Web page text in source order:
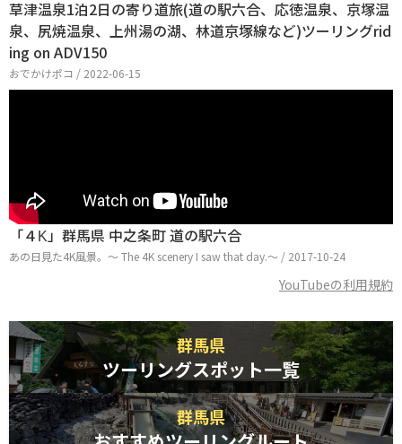
草津温泉1泊2日の寄り道旅(道の駅六合、応徳温泉、京塚温
泉、尻焼温泉、上州湯の湖、林道京塚線など)ツーリングrid
ing on ADV150
おでかけポコ / 2022-06-15
「４K」群馬県 中之条町 道の駅六合
あの日見た4K風景。～ The 4K scenery I saw that day.～ / 2017-10-24
YouTubeの利用規約
群馬県
ツーリングスポット一覧
群馬県